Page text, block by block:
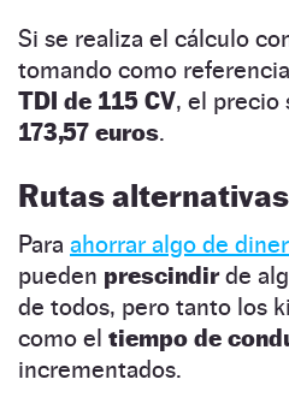
Si se realiza el cálculo
tomando como
TDI de 115 CV, el precio
173,57 euros.
Rutas alternativas
Para ahorrar algo de
pueden prescindirde
de todos, pero tanto los
como el tiempo de
incrementados.